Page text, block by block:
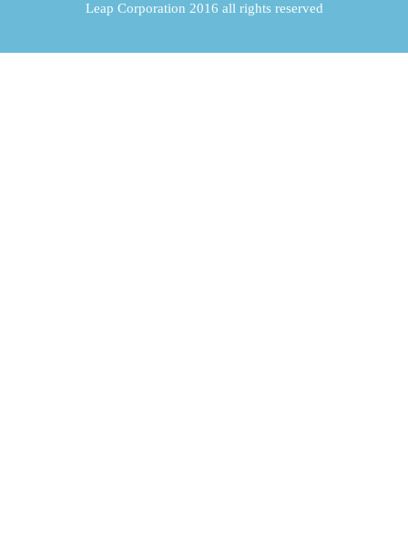
Leap Corporation 2016 all rights reserved